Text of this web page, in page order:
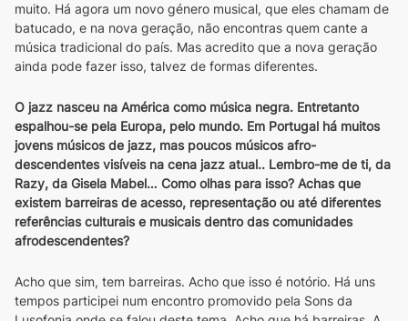
muito. Há agora um novo género musical, que eles chamam de
batucado, e na nova geração, não encontras quem cante a
música tradicional do país. Mas acredito que a nova geração
ainda pode fazer isso, talvez de formas diferentes.
O jazz nasceu na América como música negra. Entretanto
espalhou-se pela Europa, pelo mundo. Em Portugal há muitos
jovens músicos de jazz, mas poucos músicos afro-
descendentes visíveis na cena jazz atual.. Lembro-me de ti, da
Razy, da Gisela Mabel… Como olhas para isso? Achas que
existem barreiras de acesso, representação ou até diferentes
referências culturais e musicais dentro das comunidades
afrodescendentes?
Acho que sim, tem barreiras. Acho que isso é notório. Há uns
tempos participei num encontro promovido pela Sons da